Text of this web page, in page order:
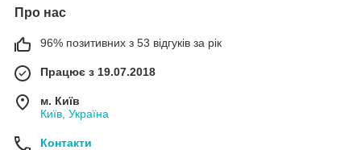
Про нас
96% позитивних з 53 відгуків за рік
Працює з 19.07.2018
м. Київ
Київ, Україна
Контакти